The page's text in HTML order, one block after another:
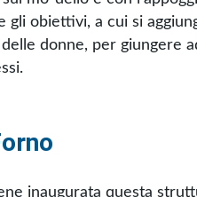
gli obiettivi, a cui si
donne, per giungere
inaugurata questa